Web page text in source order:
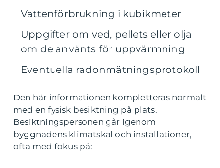
Vattenförbrukning i kubikmeter
Uppgifter om ved, pellets eller olja
om de använts för uppvärmning
Eventuella radonmätningsprotokoll
Den här informationen kompletteras normalt
med en fysisk besiktning på plats.
Besiktningspersonen går igenom
byggnadens klimatskal och installationer,
ofta med fokus på: